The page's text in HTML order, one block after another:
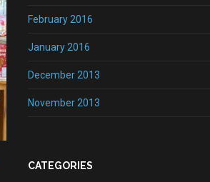
February 2016
January 2016
December 2013
November 2013
CATEGORIES